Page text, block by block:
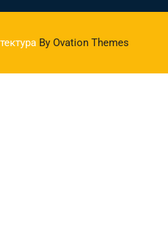
By Ovation Themes